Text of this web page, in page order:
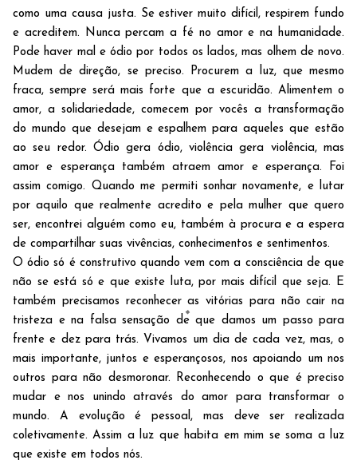
como uma causa justa. Se estiver muito difícil, respirem fundo
e acreditem. Nunca percam a fé no amor e na humanidade.
Pode haver mal e ódio por todos os lados, mas olhem de novo.
Mudem de direção, se preciso. Procurem a luz, que mesmo
fraca, sempre será mais forte que a escuridão. Alimentem o
amor, a solidariedade, comecem por vocês a transformação
do mundo que desejam e espalhem para aqueles que estão
ao seu redor. Ódio gera ódio, violência gera violência, mas
amor e esperança também atraem amor e esperança. Foi
assim comigo. Quando me permiti sonhar novamente, e lutar
por aquilo que realmente acredito e pela mulher que quero
ser, encontrei alguém como eu, também à procura e a espera
de compartilhar suas vivências, conhecimentos e sentimentos.
O ódio só é construtivo quando vem com a consciência de que
não se está só e que existe luta, por mais difícil que seja. E
também precisamos reconhecer as vitórias para não cair na
tristeza e na falsa sensação de que damos um passo para
frente e dez para trás. Vivamos um dia de cada vez, mas, o
mais importante, juntos e esperançosos, nos apoiando um nos
outros para não desmoronar. Reconhecendo o que é preciso
mudar e nos unindo através do amor para transformar o
mundo. A evolução é pessoal, mas deve ser realizada
coletivamente. Assim a luz que habita em mim se soma a luz
que existe em todos nós.